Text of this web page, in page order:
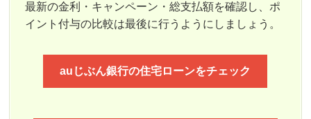
最新の金利・キャンペーン・総支払額を確認し、ポ
イント付与の比較は最後に行うようにしましょう。
auじぶん銀行の住宅ローンをチェック